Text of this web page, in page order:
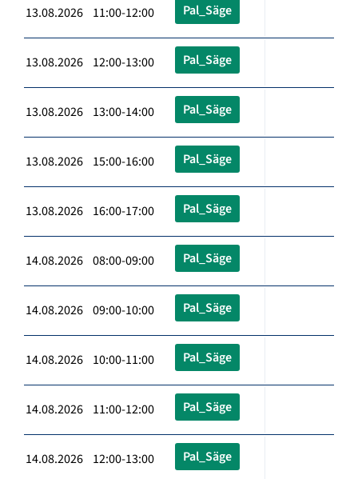
13.08.2026 11:00-12:00 Pal_Säge
13.08.2026 12:00-13:00 Pal_Säge
13.08.2026 13:00-14:00 Pal_Säge
13.08.2026 15:00-16:00 Pal_Säge
13.08.2026 16:00-17:00 Pal_Säge
14.08.2026 08:00-09:00 Pal_Säge
14.08.2026 09:00-10:00 Pal_Säge
14.08.2026 10:00-11:00 Pal_Säge
14.08.2026 11:00-12:00 Pal_Säge
14.08.2026 12:00-13:00 Pal_Säge